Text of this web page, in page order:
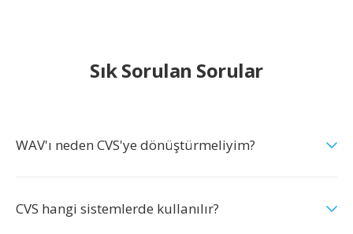
Sık Sorulan Sorular
WAV'ı neden CVS'ye dönüştürmeliyim?
CVS hangi sistemlerde kullanılır?